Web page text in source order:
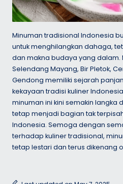
Minuman tradisional Indonesia
untuk menghilangkan dahaga,
dan makna budaya yang dalam.
Selendang Mayang, Bir Pletok,
Gendong memiliki sejarah
kekayaan tradisi kuliner
minuman ini kini semakin langka
tetap menjadi bagian tak
Indonesia. Semoga dengan
terhadap kuliner tradisional,
tetap lestari dan terus dikenang